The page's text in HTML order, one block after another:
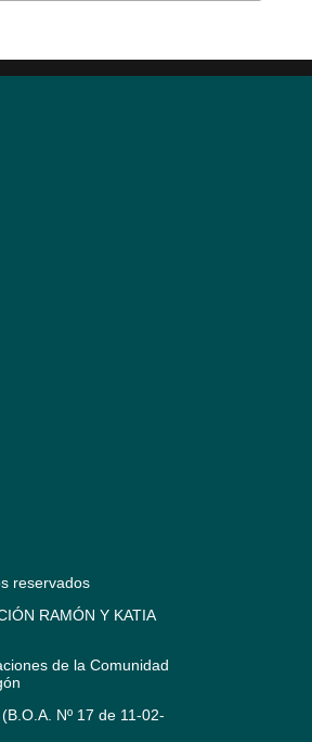
reservados
RAMÓN Y KATIA
de la Comunidad
Nº 17 de 11-02-